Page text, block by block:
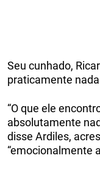
Seu cunhado,
praticamente
“O que ele
absolutamente
disse Ardiles,
“emocionalmente